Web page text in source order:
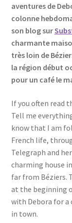
aventures de
colonne
son blog sur
charmante
très loin de
la région début
pour un café le
If you often read
Tell me
know that I am
French life,
Telegraph and her
charming house
far from Béziers.
at the beginning
with Debora for a
in town.